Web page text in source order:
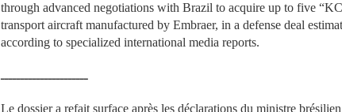
through advanced negotiations with Brazil to acquire up to five
transport aircraft manufactured by Embraer, in a defense deal
according to specialized international media reports.
ــــــــــــــــــــــ
Le dossier a refait surface après les déclarations du ministre